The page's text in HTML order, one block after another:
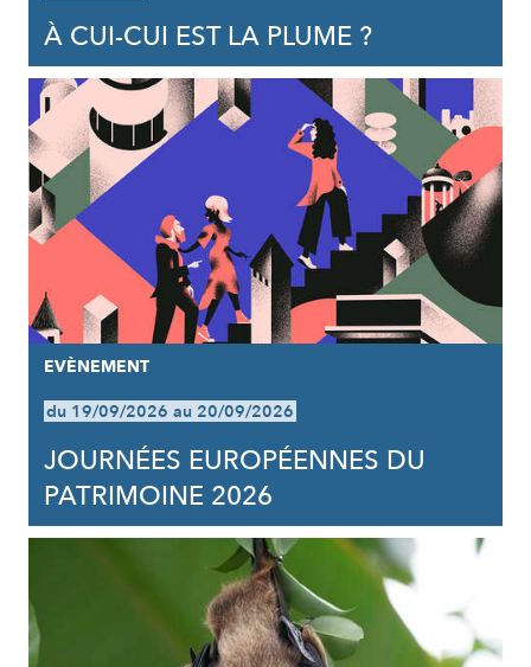
À CUI-CUI EST LA PLUME ?
EVÈNEMENT
du 19/09/2026 au 20/09/2026
JOURNÉES EUROPÉENNES DU
PATRIMOINE 2026